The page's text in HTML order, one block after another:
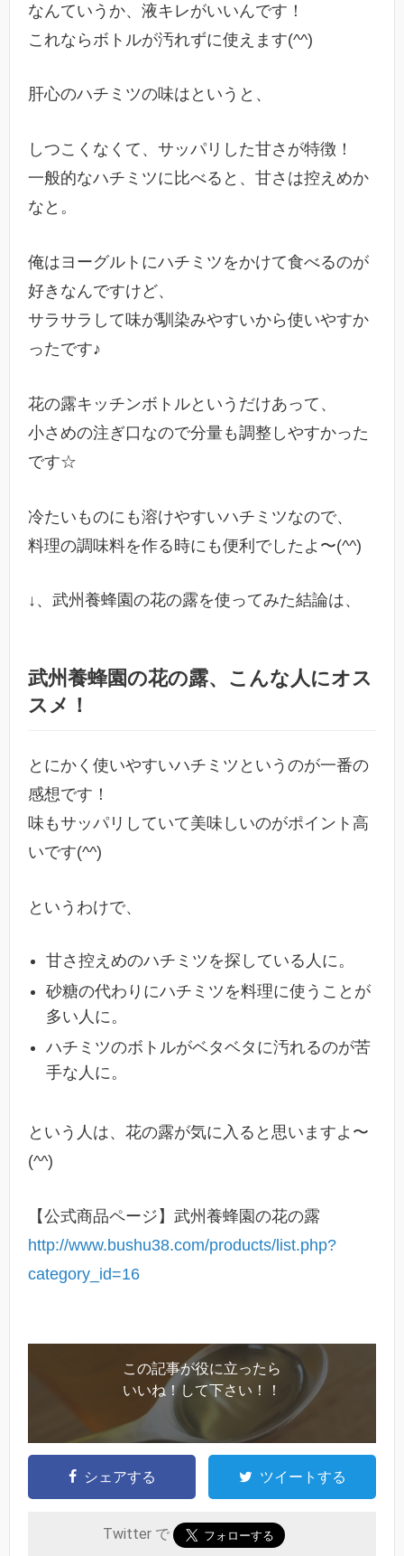
なんていうか、液キレがいいんです！
これならボトルが汚れずに使えます(^^)
肝心のハチミツの味はというと、
しつこくなくて、サッパリした甘さが特徴！
一般的なハチミツに比べると、甘さは控えめか
なと。
俺はヨーグルトにハチミツをかけて食べるのが
好きなんですけど、
サラサラして味が馴染みやすいから使いやすか
ったです♪
花の露キッチンボトルというだけあって、
小さめの注ぎ口なので分量も調整しやすかった
です☆
冷たいものにも溶けやすいハチミツなので、
料理の調味料を作る時にも便利でしたよ〜(^^)
↓、武州養蜂園の花の露を使ってみた結論は、
武州養蜂園の花の露、こんな人にオス
スメ！
とにかく使いやすいハチミツというのが一番の
感想です！
味もサッパリしていて美味しいのがポイント高
いです(^^)
というわけで、
甘さ控えめのハチミツを探している人に。
砂糖の代わりにハチミツを料理に使うことが
多い人に。
ハチミツのボトルがベタベタに汚れるのが苦
手な人に。
という人は、花の露が気に入ると思いますよ〜
(^^)
【公式商品ページ】武州養蜂園の花の露
http://www.bushu38.com/products/list.php?
category_id=16
この記事が役に立ったら
いいね！して下さい！！
シェアする ツイートする
Twitter で